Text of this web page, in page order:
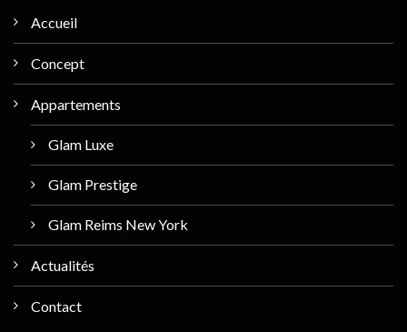
Accueil
Concept
Appartements
Glam Luxe
Glam Prestige
Glam Reims New York
Actualités
Contact